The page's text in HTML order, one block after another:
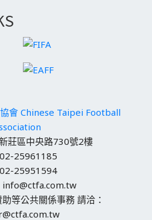
會 Chinese Taipei Football
莊區中央路730號2樓
25961185
25951594
info@ctfa.com.tw
等公共關係事務 請洽：